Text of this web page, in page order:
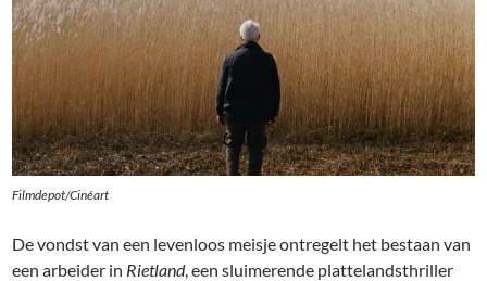
Filmdepot/Cinéart
De vondst van een levenloos meisje ontregelt het bestaan van
een arbeider in Rietland, een sluimerende plattelandsthriller